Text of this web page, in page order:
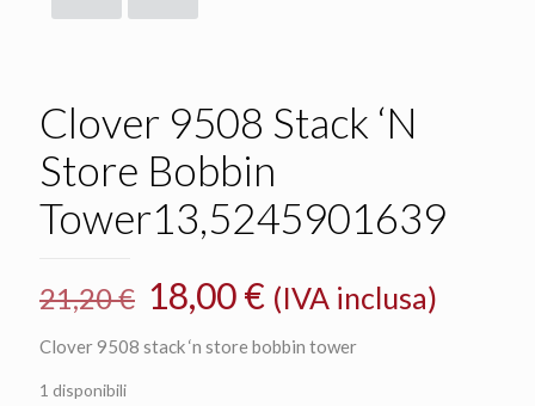
Clover 9508 Stack ‘N
Store Bobbin
Tower13,5245901639
21,20€ Il
prezzo
originale
18,00€Il
prezzo
attuale
(IVA inclusa)
Clover 9508 stack ‘n store bobbin tower
1 disponibili